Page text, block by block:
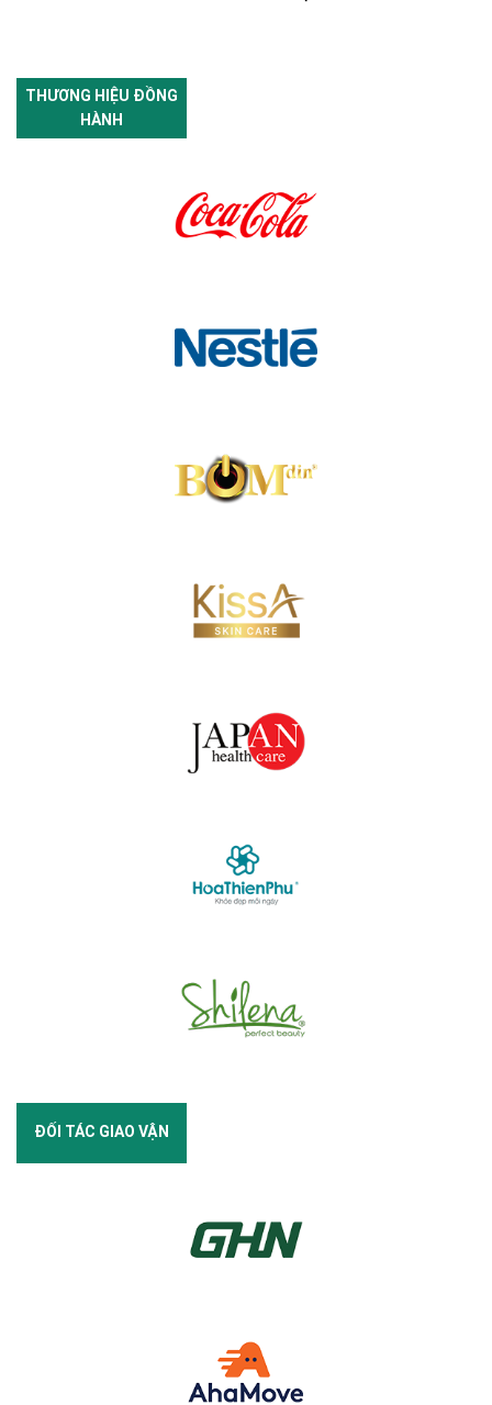
THƯƠNG HIỆU ĐỒNG
HÀNH
ĐỐI TÁC GIAO VẬN